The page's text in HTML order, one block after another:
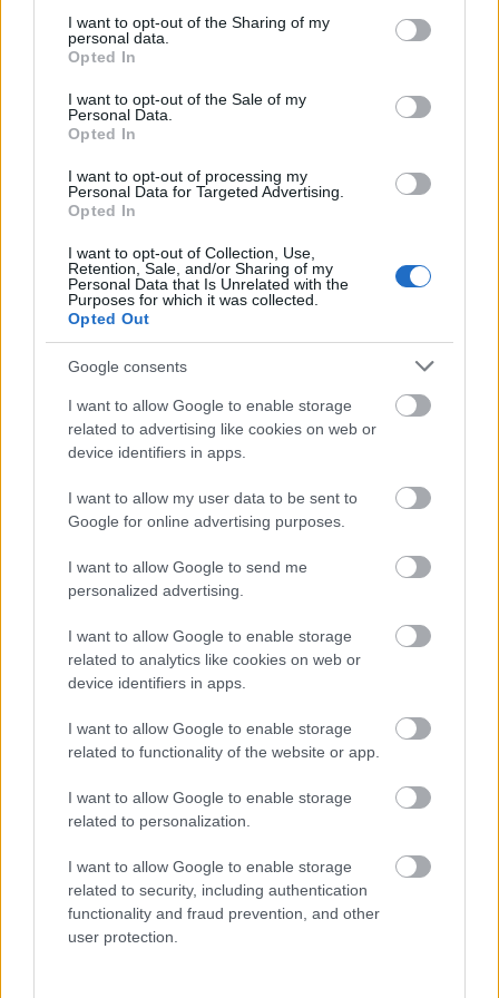
not limited to your visit or usage behaviour. You may click to
grant or deny consent to Google and its third-party tags to
use your data for below specified purposes in below Google
consent section.
I want to opt-out of the Sharing of my
personal data.
Opted In
I want to opt-out of the Sale of my
Personal Data.
Opted In
I want to opt-out of processing my
Personal Data for Targeted Advertising.
Opted In
I want to opt-out of Collection, Use,
Retention, Sale, and/or Sharing of my
Personal Data that Is Unrelated with the
Purposes for which it was collected.
Opted Out
Google consents
I want to allow Google to enable storage
related to advertising like cookies on web or
device identifiers in apps.
I want to allow my user data to be sent to
Google for online advertising purposes.
I want to allow Google to send me
personalized advertising.
I want to allow Google to enable storage
related to analytics like cookies on web or
device identifiers in apps.
I want to allow Google to enable storage
related to functionality of the website or app.
I want to allow Google to enable storage
related to personalization.
I want to allow Google to enable storage
related to security, including authentication
functionality and fraud prevention, and other
user protection.
Szólj hozzá!
A hozzászóláshoz be kell lépned!
telomera (törölt)
14 éve
Üdv, Kiskertes!
De jó, hogy idetaláltam, legalább jól kidühöngöm
magamat. Nekem is csak kis kertem van
polikarbonáttal fedett melegházzal, ami 5m X 2,7m
körüli. 13 éve van meg, 350.000-nél is többért
beszerezve, rengeteg mérgelődés árán fölállítva.
Azóta nincs paprikám(leginkább azt akartam
termeszteni), de újabban az áttelelő salátából sem
lesz semmi. Ahogy melegebbre fordul az idő, leáll a
szellőzőablak, a tavaly általam kivágott újabb két
nyílás, árnyékoló háló ellenére. Két hónapja leállt a
fejlődés(éppen csak elindult)azóta csak van. A
legrosszabbakat kivittem a szabadba, ott elkezdtek